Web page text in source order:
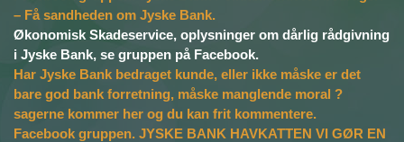
– Få sandheden om Jyske Bank.
Økonomisk Skadeservice, oplysninger om dårlig rådgivning
i Jyske Bank, se gruppen på Facebook.
Har Jyske Bank bedraget kunde, eller ikke måske er det
bare god bank forretning, måske manglende moral ?
sagerne kommer her og du kan frit kommentere.
Facebook gruppen. JYSKE BANK HAVKATTEN VI GØR EN